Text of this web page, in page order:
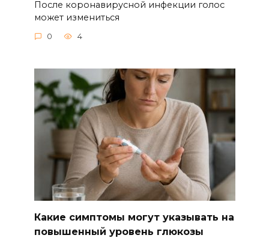
После коронавирусной инфекции голос
может измениться
0 4
Какие симптомы могут указывать на
повышенный уровень глюкозы